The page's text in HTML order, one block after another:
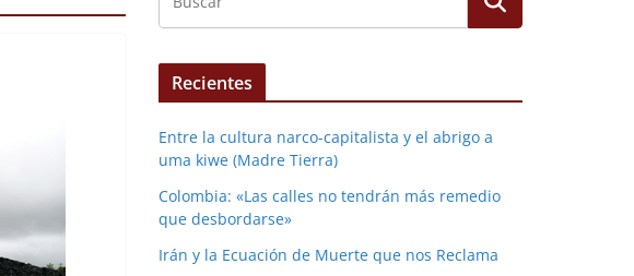
Recientes
Entre la cultura narco-capitalista y el abrigo a
uma kiwe (Madre Tierra)
Colombia: «Las calles no tendrán más remedio
que desbordarse»
Irán y la Ecuación de Muerte que nos Reclama